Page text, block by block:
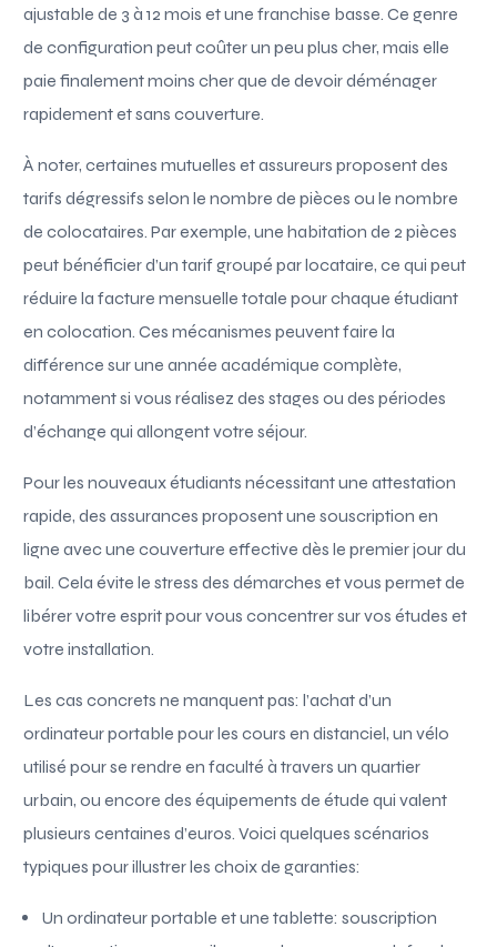
ajustable de 3 à 12 mois et une franchise basse. Ce genre
de configuration peut coûter un peu plus cher, mais elle
paie finalement moins cher que de devoir déménager
rapidement et sans couverture.
À noter, certaines mutuelles et assureurs proposent des
tarifs dégressifs selon le nombre de pièces ou le nombre
de colocataires. Par exemple, une habitation de 2 pièces
peut bénéficier d’un tarif groupé par locataire, ce qui peut
réduire la facture mensuelle totale pour chaque étudiant
en colocation. Ces mécanismes peuvent faire la
différence sur une année académique complète,
notamment si vous réalisez des stages ou des périodes
d’échange qui allongent votre séjour.
Pour les nouveaux étudiants nécessitant une attestation
rapide, des assurances proposent une souscription en
ligne avec une couverture effective dès le premier jour du
bail. Cela évite le stress des démarches et vous permet de
libérer votre esprit pour vous concentrer sur vos études et
votre installation.
Les cas concrets ne manquent pas: l’achat d’un
ordinateur portable pour les cours en distanciel, un vélo
utilisé pour se rendre en faculté à travers un quartier
urbain, ou encore des équipements de étude qui valent
plusieurs centaines d’euros. Voici quelques scénarios
typiques pour illustrer les choix de garanties:
Un ordinateur portable et une tablette: souscription